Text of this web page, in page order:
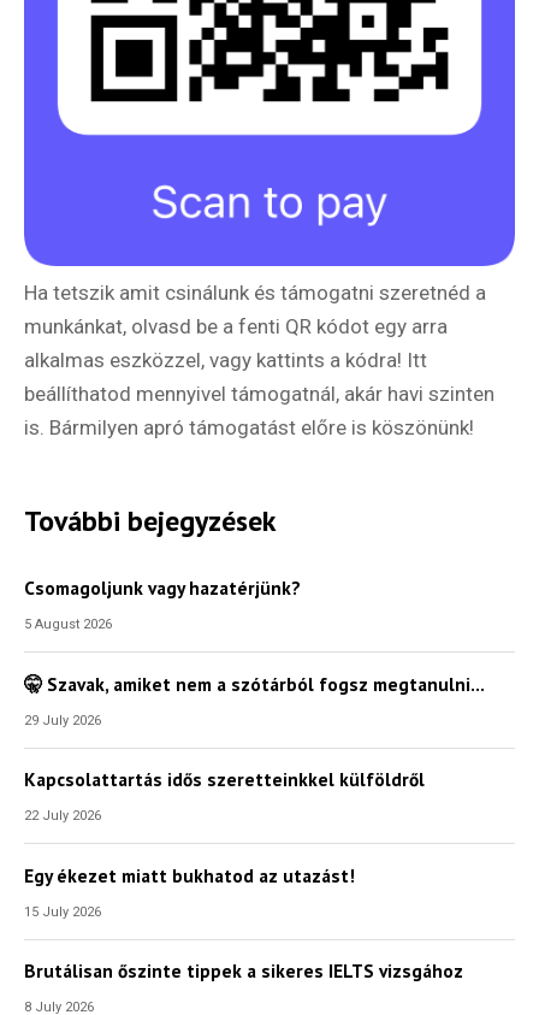
Ha tetszik amit csinálunk és támogatni szeretnéd a
munkánkat, olvasd be a fenti QR kódot egy arra
alkalmas eszközzel, vagy kattints a kódra! Itt
beállíthatod mennyivel támogatnál, akár havi szinten
is. Bármilyen apró támogatást előre is köszönünk!
További bejegyzések
Csomagoljunk vagy hazatérjünk?
5 August 2026
🤫 Szavak, amiket nem a szótárból fogsz megtanulni…
29 July 2026
Kapcsolattartás idős szeretteinkkel külföldről
22 July 2026
Egy ékezet miatt bukhatod az utazást!
15 July 2026
Brutálisan őszinte tippek a sikeres IELTS vizsgához
8 July 2026